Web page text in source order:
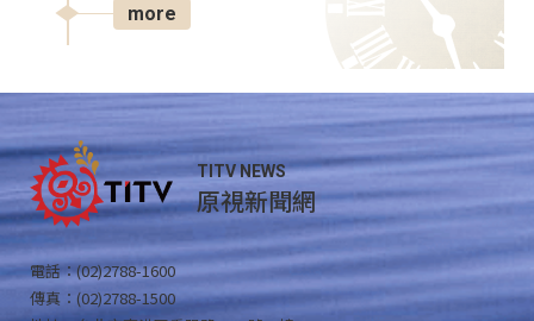
more
TITV NEWS
原視新聞網
電話：(02)2788-1600
傳真：(02)2788-1500